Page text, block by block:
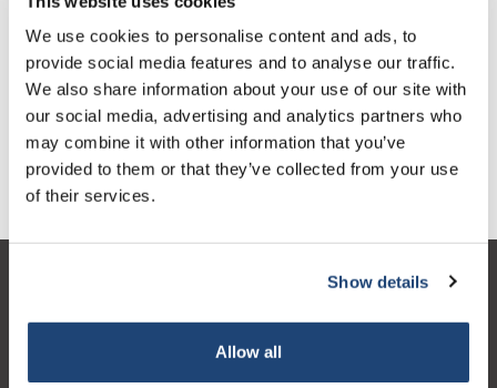
We use cookies to personalise content and ads, to
provide social media features and to analyse our traffic.
We also share information about your use of our site with
our social media, advertising and analytics partners who
may combine it with other information that you’ve
provided to them or that they’ve collected from your use
of their services.
Show details
Allow all
1 Stuk Excl. btw
€754,66
Incl. btw
Toevoegen aan winkelwagen
Informatie
Contactgegevens